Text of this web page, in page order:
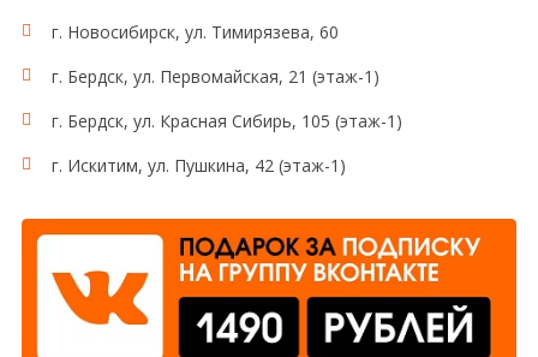
г. Новосибирск, ул. Тимирязева, 60
г. Бердск, ул. Первомайская, 21 (этаж-1)
г. Бердск, ул. Красная Сибирь, 105 (этаж-1)
г. Искитим, ул. Пушкина, 42 (этаж-1)